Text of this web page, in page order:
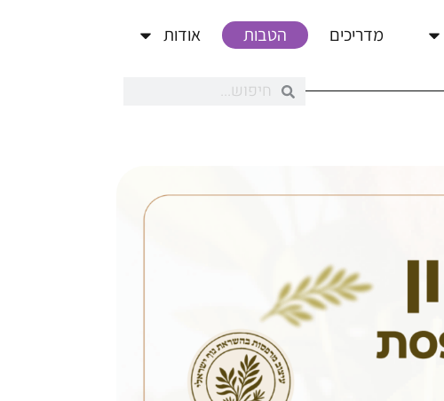
מדריכים הטבות אודות